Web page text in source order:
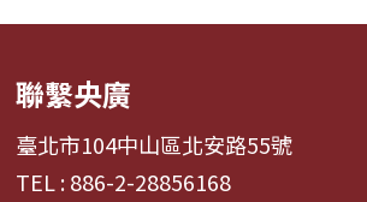
聯繫央廣
臺北市104中山區北安路55號
TEL : 886-2-28856168